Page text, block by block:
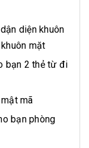
diện khuôn
mặt
bạn 2 thẻ từ đi
mã
bạn phòng